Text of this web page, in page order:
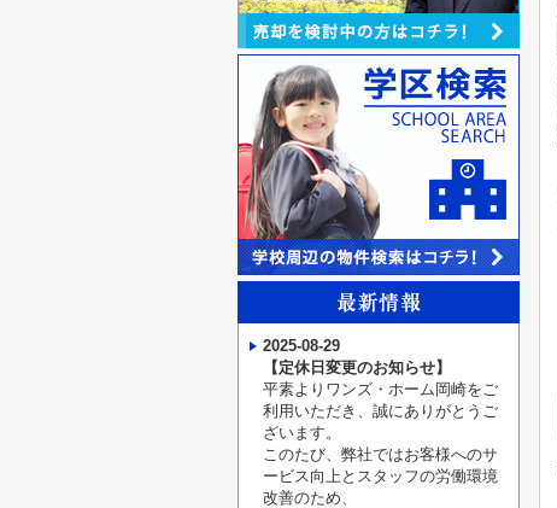
2025-08-29
【定休日変更のお知らせ】
平素よりワンズ・ホーム岡崎をご
利用いただき、誠にありがとうご
ざいます。
このたび、弊社ではお客様へのサ
ービス向上とスタッフの労働環境
改善のため、